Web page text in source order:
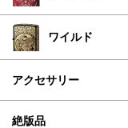
ワイルド
アクセサリー
絶版品